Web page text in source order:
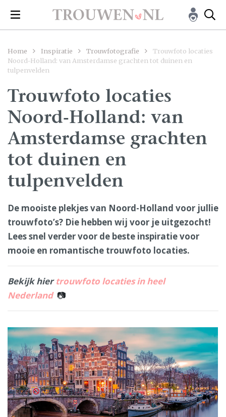
Home Inspiratie Trouwfotografie
Trouwfoto locaties
Noord-Holland: van Amsterdamse grachten tot duinen en
tulpenvelden
Trouwfoto locaties
Noord-Holland: van
Amsterdamse grachten
tot duinen en
tulpenvelden
De mooiste plekjes van Noord-Holland voor jullie
trouwfoto’s? Die hebben wij voor je uitgezocht!
Lees snel verder voor de beste inspiratie voor
mooie en romantische trouwfoto locaties.
Bekijk hiertrouwfoto locaties in heel
Nederland 📷